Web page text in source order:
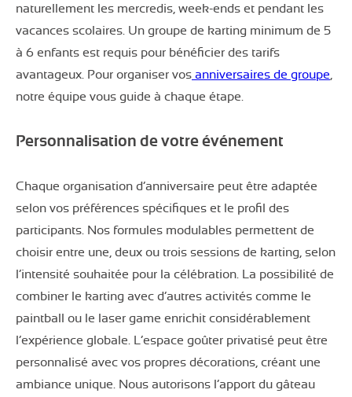
naturellement les mercredis, week-ends et pendant les
vacances scolaires. Un groupe de karting minimum de 5
à 6 enfants est requis pour bénéficier des tarifs
avantageux. Pour organiser vos anniversaires de groupe
notre équipe vous guide à chaque étape.
Personnalisation de votre événement
Chaque organisation d’anniversaire peut être adaptée
selon vos préférences spécifiques et le profil des
participants. Nos formules modulables permettent de
choisir entre une, deux ou trois sessions de karting, selon
l’intensité souhaitée pour la célébration. La possibilité de
combiner le karting avec d’autres activités comme le
paintball ou le laser game enrichit considérablement
l’expérience globale. L’espace goûter privatisé peut être
personnalisé avec vos propres décorations, créant une
ambiance unique. Nous autorisons l’apport du gâteau